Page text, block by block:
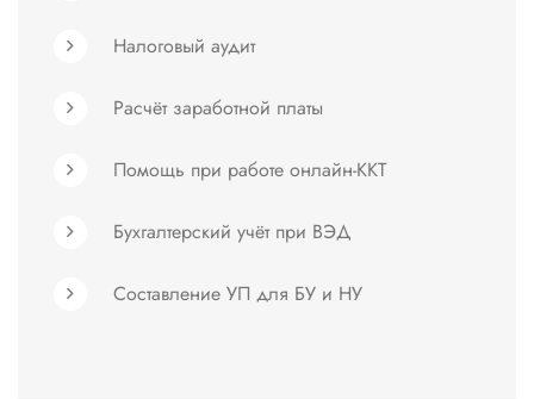
Налоговый аудит
Расчёт заработной платы
Помощь при работе онлайн-ККТ
Бухгалтерский учёт при ВЭД
Составление УП для БУ и НУ